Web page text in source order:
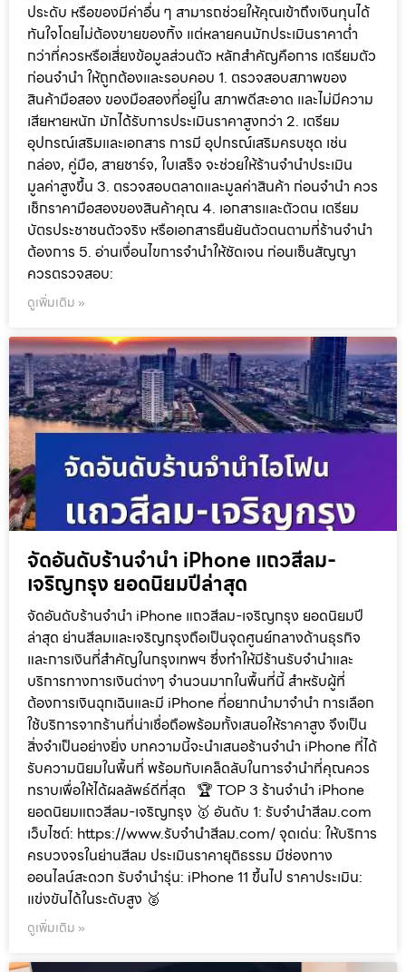
ประดับ หรือของมีค่าอื่น ๆ สามารถช่วยให้คุณเข้าถึงเงินทุนได้
ทันใจโดยไม่ต้องขายของทิ้ง แต่หลายคนมักประเมินราคาต่ำ
กว่าที่ควรหรือเสี่ยงข้อมูลส่วนตัว หลักสำคัญคือการ เตรียมตัว
ก่อนจำนำ ให้ถูกต้องและรอบคอบ 1. ตรวจสอบสภาพของ
สินค้ามือสอง ของมือสองที่อยู่ใน สภาพดีสะอาด และไม่มีความ
เสียหายหนัก มักได้รับการประเมินราคาสูงกว่า 2. เตรียม
อุปกรณ์เสริมและเอกสาร การมี อุปกรณ์เสริมครบชุด เช่น
กล่อง, คู่มือ, สายชาร์จ, ใบเสร็จ จะช่วยให้ร้านจำนำประเมิน
มูลค่าสูงขึ้น 3. ตรวจสอบตลาดและมูลค่าสินค้า ก่อนจำนำ ควร
เช็กราคามือสองของสินค้าคุณ 4. เอกสารและตัวตน เตรียม
บัตรประชาชนตัวจริง หรือเอกสารยืนยันตัวตนตามที่ร้านจำนำ
ต้องการ 5. อ่านเงื่อนไขการจำนำให้ชัดเจน ก่อนเซ็นสัญญา
ควรตรวจสอบ:
ดูเพิ่มเติม »
จัดอันดับร้านจำนำ iPhone แถวสีลม-
เจริญกรุง ยอดนิยมปีล่าสุด
จัดอันดับร้านจำนำ iPhone แถวสีลม-เจริญกรุง ยอดนิยมปี
ล่าสุด ย่านสีลมและเจริญกรุงถือเป็นจุดศูนย์กลางด้านธุรกิจ
และการเงินที่สำคัญในกรุงเทพฯ ซึ่งทำให้มีร้านรับจำนำและ
บริการทางการเงินต่างๆ จำนวนมากในพื้นที่นี้ สำหรับผู้ที่
ต้องการเงินฉุกเฉินและมี iPhone ที่อยากนำมาจำนำ การเลือก
ใช้บริการจากร้านที่น่าเชื่อถือพร้อมทั้งเสนอให้ราคาสูง จึงเป็น
สิ่งจำเป็นอย่างยิ่ง บทความนี้จะนำเสนอร้านจำนำ iPhone ที่ได้
รับความนิยมในพื้นที่ พร้อมกับเคล็ดลับในการจำนำที่คุณควร
ทราบเพื่อให้ได้ผลลัพธ์ดีที่สุด 🏆 TOP 3 ร้านจำนำ iPhone
ยอดนิยมแถวสีลม-เจริญกรุง 🥇 อันดับ 1: รับจำนำสีลม.com
เว็บไซต์: https://www.รับจํานําสีลม.com/ จุดเด่น: ให้บริการ
ครบวงจรในย่านสีลม ประเมินราคายุติธรรม มีช่องทาง
ออนไลน์สะดวก รับจำนำรุ่น: iPhone 11 ขึ้นไป ราคาประเมิน:
แข่งขันได้ในระดับสูง 🥈
ดูเพิ่มเติม »